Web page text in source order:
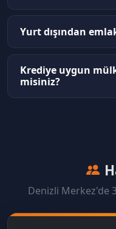
Yurt dışından
Krediye uygun
misiniz?
Denizli Merkez'de